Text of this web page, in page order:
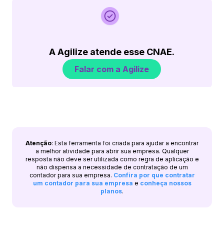
A Agilize atende esse CNAE.
Falar com a Agilize
Atenção: Esta ferramenta foi criada para ajudar a encontrar
a melhor atividade para abrir sua empresa. Qualquer
resposta não deve ser utilizada como regra de aplicação e
não dispensa a necessidade de contratação de um
contador para sua empresa. Confira por que contratar
um contador para sua empresa e conheça nossos
planos.